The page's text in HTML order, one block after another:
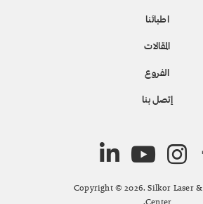
اطبائنا
المقالات
الفروع
إتصل بنا
Copyright © 2026. Silkor Laser
Center.